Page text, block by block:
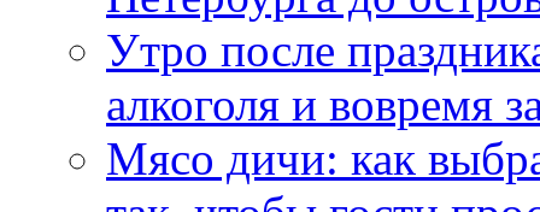
Утро после
алкоголя и вовремя
Мясо дичи: как